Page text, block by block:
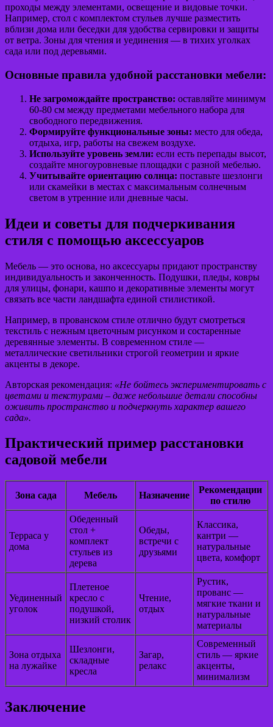
проходы между элементами, освещение и видовые точки.
Например, стол с комплектом стульев лучше разместить
вблизи дома или беседки для удобства сервировки и защиты
от ветра. Зоны для чтения и уединения — в тихих уголках
сада или под деревьями.
Основные правила удобной расстановки мебели:
Не загромождайте пространство: оставляйте минимум
60-80 см между предметами мебельного набора для
свободного передвижения.
Формируйте функциональные зоны: место для обеда,
отдыха, игр, работы на свежем воздухе.
Используйте уровень земли: если есть перепады высот,
создайте многоуровневые площадки с разной мебелью.
Учитывайте ориентацию солнца: поставьте шезлонги
или скамейки в местах с максимальным солнечным
светом в утренние или дневные часы.
Идеи и советы для подчеркивания
стиля с помощью аксессуаров
Мебель — это основа, но аксессуары придают пространству
индивидуальность и законченность. Подушки, пледы, ковры
для улицы, фонари, кашпо и декоративные элементы могут
связать все части ландшафта единой стилистикой.
Например, в прованском стиле отлично будут смотреться
текстиль с нежным цветочным рисунком и состаренные
деревянные элементы. В современном стиле —
металлические светильники строгой геометрии и яркие
акценты в декоре.
Авторская рекомендация: «Не бойтесь экспериментировать с
цветами и текстурами – даже небольшие детали способны
оживить пространство и подчеркнуть характер вашего
сада».
Практический пример расстановки
садовой мебели
Зона сада Мебель Назначение
Рекомендации
по стилю
Терраса у
дома
Обеденный
стол +
комплект
стульев из
дерева
Обеды,
встречи с
друзьями
Классика,
кантри —
натуральные
цвета, комфорт
Уединенный
уголок
Плетеное
кресло с
подушкой,
низкий столик
Чтение,
отдых
Рустик,
прованс —
мягкие ткани и
натуральные
материалы
Зона отдыха
на лужайке
Шезлонги,
складные
кресла
Загар,
релакс
Современный
стиль — яркие
акценты,
минимализм
Заключение